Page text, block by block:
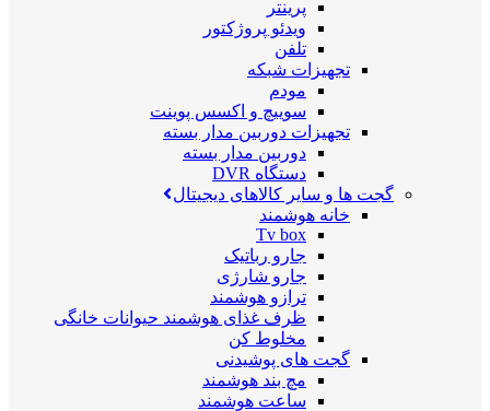
پرینتر
ویدئو پروژکتور
تلفن
تجهیزات شبکه
مودم
سوییچ و اکسس پوینت
تجهیزات دوربین مدار بسته
دوربین مدار بسته
دستگاه DVR
گجت ها و سایر کالاهای دیجیتال
خانه هوشمند
Tv box
جارو رباتیک
جارو شارژی
ترازو هوشمند
ظرف غذای هوشمند حیوانات خانگی
مخلوط کن
گجت های پوشیدنی
مچ بند هوشمند
ساعت هوشمند